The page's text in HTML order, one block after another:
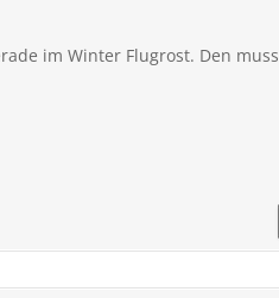
im Winter Flugrost. Den muss